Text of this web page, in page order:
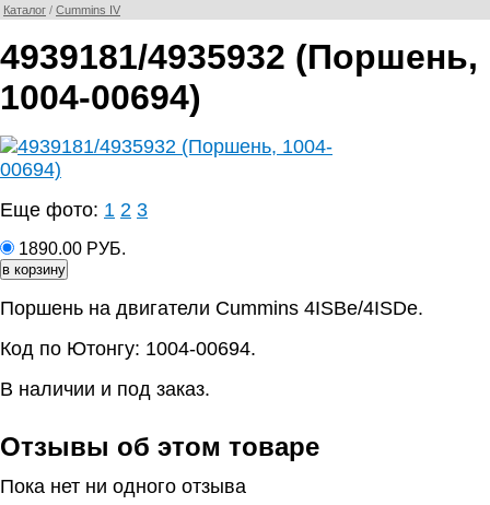
Каталог / Cummins IV
4939181/4935932 (Поршень,
1004-00694)
Еще фото: 1 2 3
1890.00 РУБ.
Поршень на двигатели Cummins 4ISBe/4ISDe.
Код по Ютонгу: 1004-00694.
В наличии и под заказ.
Отзывы об этом товаре
Пока нет ни одного отзыва